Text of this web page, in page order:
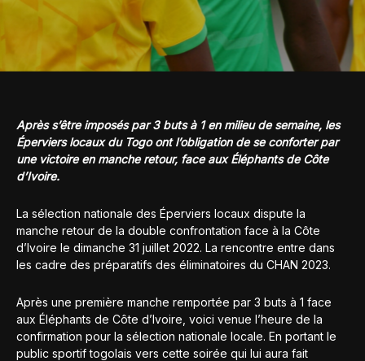
Après s’être imposés par 3 buts à 1 en milieu de semaine, les
Éperviers locaux du Togo ont l’obligation de se conforter par
une victoire en manche retour, face aux Éléphants de Côte
d’Ivoire.
La sélection nationale des Éperviers locaux dispute la
manche retour de la double confrontation face à la Côte
d’Ivoire le dimanche 31 juillet 2022. La rencontre entre dans
les cadre des préparatifs des éliminatoires du CHAN 2023.
Après une première manche remportée par 3 buts à 1 face
aux Éléphants de Côte d’Ivoire, voici venue l’heure de la
confirmation pour la sélection nationale locale. En portant le
public sportif togolais vers cette soirée qui lui aura fait